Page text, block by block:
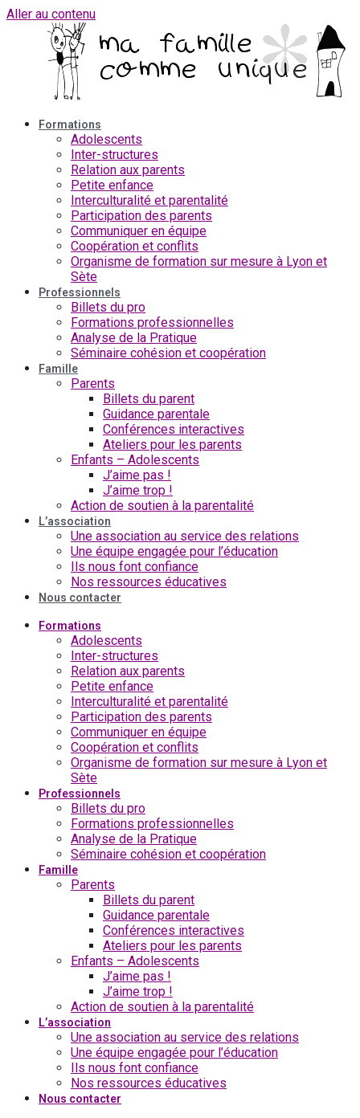
Aller au contenu
Formations
Adolescents
Inter-structures
Relation aux parents
Petite enfance
Interculturalité et parentalité
Participation des parents
Communiquer en équipe
Coopération et conflits
Organisme de formation sur mesure à Lyon et
Sète
Professionnels
Billets du pro
Formations professionnelles
Analyse de la Pratique
Séminaire cohésion et coopération
Famille
Parents
Billets du parent
Guidance parentale
Conférences interactives
Ateliers pour les parents
Enfants – Adolescents
J’aime pas !
J’aime trop !
Action de soutien à la parentalité
L’association
Une association au service des relations
Une équipe engagée pour l’éducation
Ils nous font confiance
Nos ressources éducatives
Nous contacter
Formations
Adolescents
Inter-structures
Relation aux parents
Petite enfance
Interculturalité et parentalité
Participation des parents
Communiquer en équipe
Coopération et conflits
Organisme de formation sur mesure à Lyon et
Sète
Professionnels
Billets du pro
Formations professionnelles
Analyse de la Pratique
Séminaire cohésion et coopération
Famille
Parents
Billets du parent
Guidance parentale
Conférences interactives
Ateliers pour les parents
Enfants – Adolescents
J’aime pas !
J’aime trop !
Action de soutien à la parentalité
L’association
Une association au service des relations
Une équipe engagée pour l’éducation
Ils nous font confiance
Nos ressources éducatives
Nous contacter